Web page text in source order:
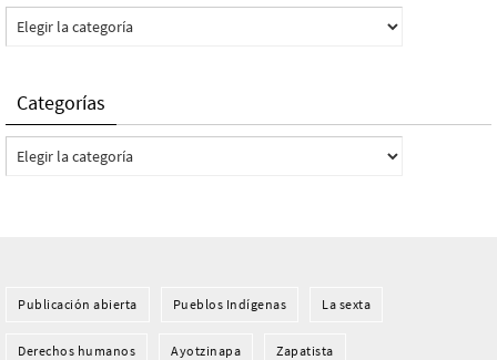
Categorías
Categorías
Categorías
Publicación abierta Pueblos Indí­genas La sexta
Derechos humanos Ayotzinapa Zapatista